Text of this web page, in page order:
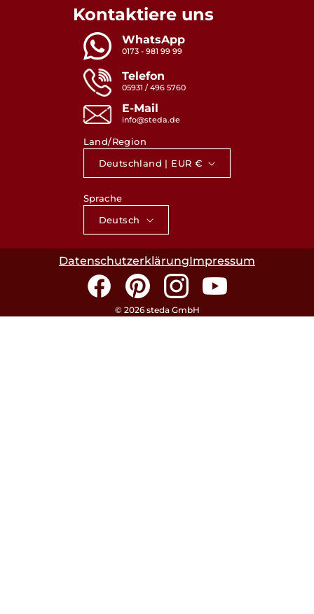
Kontaktiere uns
WhatsApp
0173 - 981 99 99
Telefon
05931 / 496 5760
E-Mail
info@steda.de
Land/Region
Deutschland | EUR €
Sprache
Deutsch
© 2026 steda GmbH
FacebookPinterestInstagramYouTube
DatenschutzerklärungImpressum